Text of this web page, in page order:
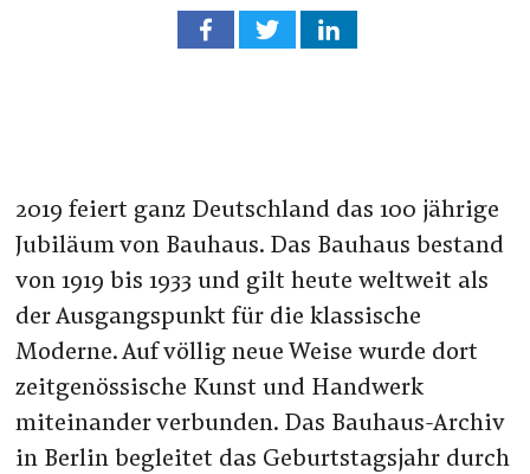
2019 feiert ganz Deutschland das 100 jährige
Jubiläum von Bauhaus. Das Bauhaus bestand
von 1919 bis 1933 und gilt heute weltweit als
der Ausgangspunkt für die klassische
Moderne. Auf völlig neue Weise wurde dort
zeitgenössische Kunst und Handwerk
miteinander verbunden. Das Bauhaus-Archiv
in Berlin begleitet das Geburtstagsjahr durch